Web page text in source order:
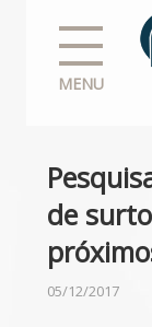
MENU
de
05/12/2017